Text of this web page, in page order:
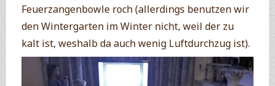
Feuerzangenbowle roch (allerdings benutzen wir
den Wintergarten im Winter nicht, weil der zu
kalt ist, weshalb da auch wenig Luftdurchzug ist).